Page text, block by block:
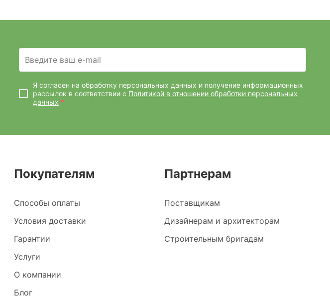
Введите ваш e-mail
Я согласен на обработку персональных данных и получение информационных
рассылок в соответствии с Политикой в отношении обработки персональных
данных *
Покупателям
Способы оплаты
Условия доставки
Гарантии
Услуги
О компании
Блог
Партнерам
Поставщикам
Дизайнерам и архитекторам
Строительным бригадам